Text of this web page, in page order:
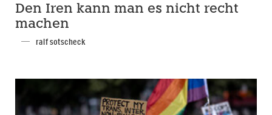
Den Iren kann man es nicht recht
machen
ralf sotscheck